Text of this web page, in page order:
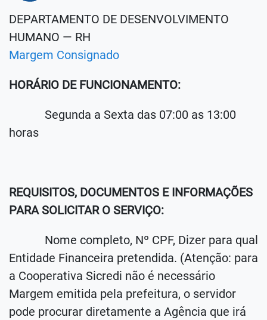
DEPARTAMENTO DE DESENVOLVIMENTO
HUMANO — RH
Margem Consignado
HORÁRIO DE FUNCIONAMENTO:
Segunda a Sexta das 07:00 as 13:00
horas
REQUISITOS, DOCUMENTOS E INFORMAÇÕES
PARA SOLICITAR O SERVIÇO:
Nome completo, Nº CPF, Dizer para qual
Entidade Financeira pretendida. (Atenção: para
a Cooperativa Sicredi não é necessário
Margem emitida pela prefeitura, o servidor
pode procurar diretamente a Agência que irá